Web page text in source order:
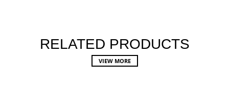
RELATED PRODUCTS
VIEW MORE